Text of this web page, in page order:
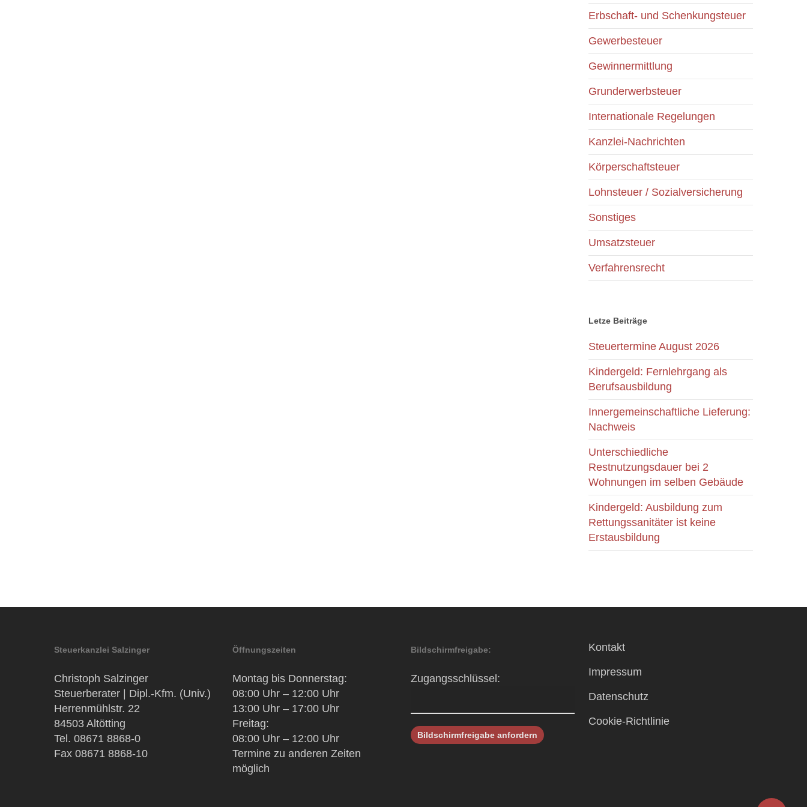
Erbschaft- und Schenkungsteuer
Gewerbesteuer
Gewinnermittlung
Grunderwerbsteuer
Internationale Regelungen
Kanzlei-Nachrichten
Körperschaftsteuer
Lohnsteuer / Sozialversicherung
Sonstiges
Umsatzsteuer
Verfahrensrecht
Letze Beiträge
Steuertermine August 2026
Kindergeld: Fernlehrgang als
Berufsausbildung
Innergemeinschaftliche Lieferung:
Nachweis
Unterschiedliche
Restnutzungsdauer bei 2
Wohnungen im selben Gebäude
Kindergeld: Ausbildung zum
Rettungssanitäter ist keine
Erstausbildung
Steuerkanzlei Salzinger
Christoph Salzinger
Steuerberater | Dipl.-Kfm. (Univ.)
Herrenmühlstr. 22
84503 Altötting
Tel. 08671 8868-0
Fax 08671 8868-10
Öffnungszeiten
Montag bis Donnerstag:
08:00 Uhr – 12:00 Uhr
13:00 Uhr – 17:00 Uhr
Freitag:
08:00 Uhr – 12:00 Uhr
Termine zu anderen Zeiten
möglich
Bildschirmfreigabe:
Zugangsschlüssel:
Kontakt
Impressum
Datenschutz
Cookie-Richtlinie